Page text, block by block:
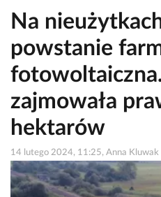
Na
powstanie
zajmowała
hektarów
14 lutego 2024, 11:25, Anna Kluwak